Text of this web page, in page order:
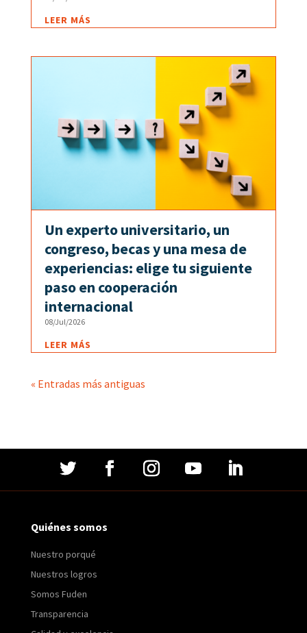
LEER MÁS
Un experto universitario, un
congreso, becas y una mesa de
experiencias: elige tu siguiente
paso en cooperación
internacional
08/Jul/2026
LEER MÁS
« Entradas más antiguas
Quiénes somos
Nuestro porqué
Nuestros logros
Somos Fuden
Transparencia